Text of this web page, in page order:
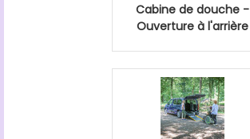
Cabine de douche -
Ouverture à l'arrière